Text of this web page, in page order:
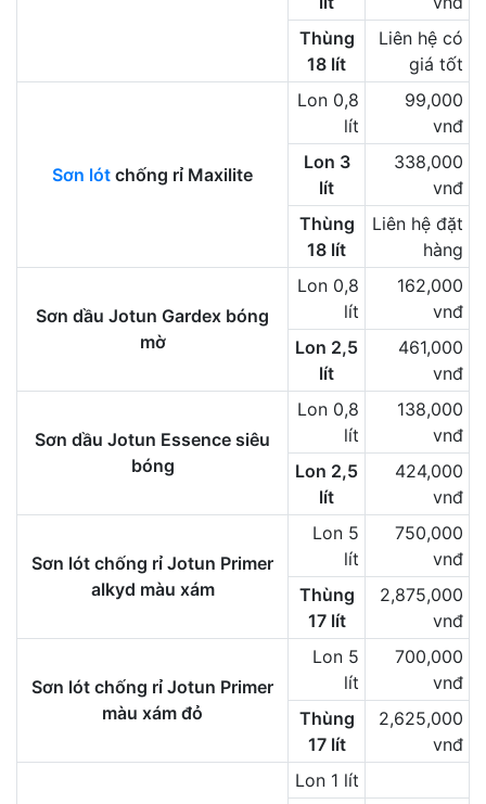
Thùng
18 lít
Liên hệ có
giá tốt
Sơn lót chống rỉ Maxilite
Lon 0,8
lít
99,000
vnđ
Lon 3
lít
338,000
vnđ
Thùng
18 lít
Liên hệ đặt
hàng
Sơn dầu Jotun Gardex bóng
mờ
Lon 0,8
lít
162,000
vnđ
Lon 2,5
lít
461,000
vnđ
Sơn dầu Jotun Essence siêu
bóng
Lon 0,8
lít
138,000
vnđ
Lon 2,5
lít
424,000
vnđ
Sơn lót chống rỉ Jotun Primer
alkyd màu xám
Lon 5
lít
750,000
vnđ
Thùng
17 lít
2,875,000
vnđ
Sơn lót chống rỉ Jotun Primer
màu xám đỏ
Lon 5
lít
700,000
vnđ
Thùng
17 lít
2,625,000
vnđ
Lon 1 lít